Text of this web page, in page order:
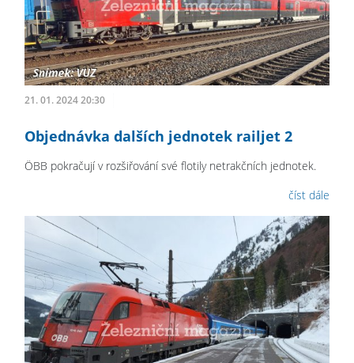
21. 01. 2024 20:30
Objednávka dalších jednotek railjet 2
ÖBB pokračují v rozšiřování své flotily netrakčních jednotek.
číst dále